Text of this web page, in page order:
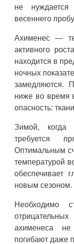
не
весеннего
Ахименес —
активного
находится в
ночных
замедляются.
ниже во время
опасность:
Зимой, когда
требуется
Оптимальным
температурой
обеспечивает
новым сезоном.
Необходимо
ахименеса не
погибают даже